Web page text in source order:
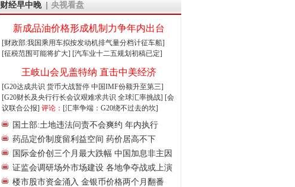
财经早中晚 央视看盘
新成品油价格形成机制力争年内出台
[财政部:我国乘用车拟按发动机排气量分档计征车船]
[征税范围可能将扩大] [汽车业十二五规划初稿已定]
王岐山会见盖特纳 直击中美经济
[G20达成共识 货币大战暂停 中国IMF份额升至第三]
[G20财长及央行行长会议艰难求共识 全球汇率挑战] [会
议联合公报] 评论： [汇率争端：G20绕不过去的坎]
国土部:土地违法问责不会爽约 年内执行
药品定价制度留利益空间 药价居高不下
国际金价创三个月最大跌幅 中国加息非主因
证监会调研场外市场建设 各地争夺战或上演
楼市股市资金涌入 金银币价格两个月翻番